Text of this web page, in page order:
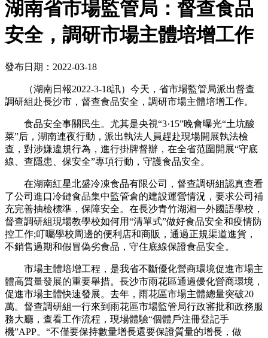
湖南省市場監管局：督查食品
安全，調研市場主體培增工作
發布日期：2022-03-18
（湖南日報2022-3-18訊）今天，省市場監管局派出督查
調研組赴長沙市，督查食品安全，調研市場主體培增工作。
食品安全事關民生。尤其是央視“3·15”晚會曝光“土坑酸
菜”后，湖南連夜行動，派出執法人員趕赴現場開展執法檢
查，對涉嫌違規行為，進行掛牌督辦，在全省范圍開展“守底
線、查隱患、保安全”專項行動，守護食品安全。
在湖南紅星北盛冷凍食品有限公司，督查調研組認真查看
了公司進口冷鏈食品集中監管倉的建設運營情況，要求公司補
充完善抽檢標準，保障安全。在長沙青竹湖湘一外國語學校，
督查調研組現場教學校如何用“清單式”做好食品安全和疫情防
控工作;叮囑學校周邊的便利店和商販，通過正規渠道進貨，
不銷售過期和假冒偽劣食品，守住底線保證食品安全。
市場主體培增工程，是我省不斷優化營商環境促進市場主
體高質量發展的重要舉措。長沙市雨花區通過優化營商環境，
促進市場主體快速發展。去年，雨花區市場主體總量突破20
萬。督查調研組一行來到雨花區市場監管局行政審批和政務服
務大廳，查看工作流程，現場體驗“個體戶注冊登記手
機”APP。“不僅要保持數量增長還要保證質量的增長，做